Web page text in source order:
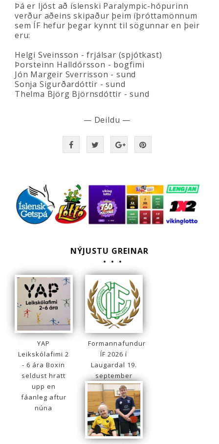
Þá er ljóst að íslenski Paralympic-hópurinn
verður aðeins skipaður þeim íþróttamönnum
sem ÍF hefur þegar kynnt til sögunnar en þeir
eru:
Helgi Sveinsson - frjálsar (spjótkast)
Þorsteinn Halldórsson - bogfimi
Jón Margeir Sverrisson - sund
Sonja Sigurðardóttir - sund
Thelma Björg Björnsdóttir - sund
— Deildu —
NÝJUSTU GREINAR
YAP
Leikskólafimi 2
- 6 ára Boxin
seldust hratt
upp en
fáanleg aftur
núna
Formannafundur
ÍF 2026 í
Laugardal 19.
september